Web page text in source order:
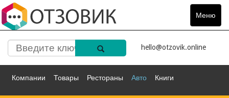
Меню
Toggle
hello@otzovik.online
Компании Товары Рестораны Авто Книги